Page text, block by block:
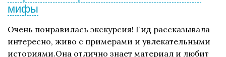
мифы
Очень понравилась экскурсия! Гид рассказывала
интересно, живо с примерами и увлекательными
историями.Она отлично знает материал и любит